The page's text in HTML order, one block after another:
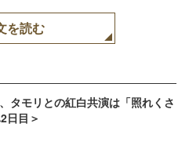
を読む
タモリとの紅白共演は「照れくさ
日目＞